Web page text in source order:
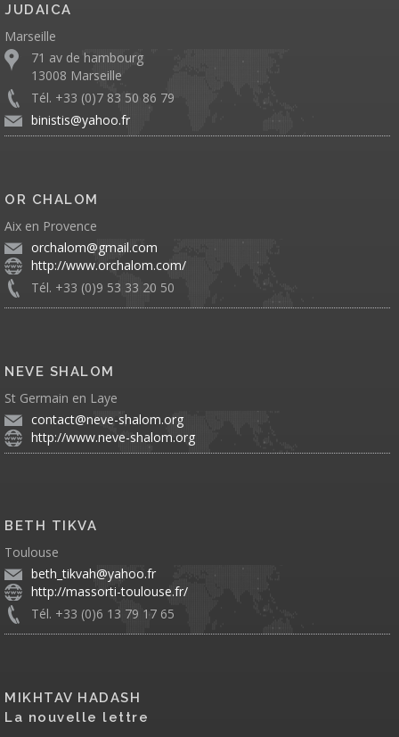
JUDAICA
Marseille
71 av de hambourg
13008 Marseille
Tél. +33 (0)7 83 50 86 79
binistis@yahoo.fr
OR CHALOM
Aix en Provence
orchalom@gmail.com
http://www.orchalom.com/
Tél. +33 (0)9 53 33 20 50
NEVE SHALOM
St Germain en Laye
contact@neve-shalom.org
http://www.neve-shalom.org
BETH TIKVA
Toulouse
beth_tikvah@yahoo.fr
http://massorti-toulouse.fr/
Tél. +33 (0)6 13 79 17 65
MIKHTAV HADASH
La nouvelle lettre